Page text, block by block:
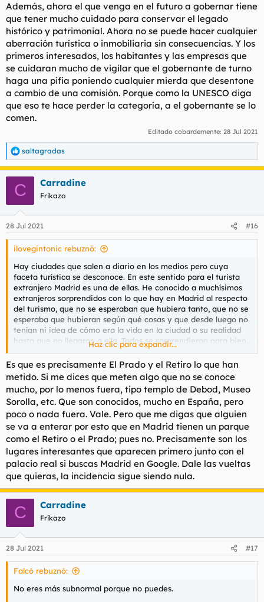
Además, ahora el que venga en el futuro a gobernar tiene
que tener mucho cuidado para conservar el legado
histórico y patrimonial. Ahora no se puede hacer cualquier
aberración turística o inmobiliaria sin consecuencias. Y los
primeros interesados, los habitantes y las empresas que
se cuidaran mucho de vigilar que el gobernante de turno
haga una pifia poniendo cualquier mierda que desentone
a cambio de una comisión. Porque como la UNESCO diga
que eso te hace perder la categoría, a el gobernante se lo
comen.
Editado cobardemente: 28 Jul 2021
R
e
a
e
s
saltagradas
C Carradine
Frikazo
28 Jul 2021 #16
ilovegintonic rebuznó:
Hay ciudades que salen a diario en los medios pero cuya
faceta turística se desconoce. En este sentido para el turista
extranjero Madrid es una de ellas. He conocido a muchísimos
extranjeros sorprendidos con lo que hay en Madrid al respecto
del turismo, que no se esperaban que hubiera tanto, que no se
esperaba que hubieran según qué cosas y que desde luego no
tenían ni idea de cómo era la vida en la ciudad o su realidad
hasta que no llegaron a ella. Todos se sorprendieron para bien,
y a todos les pareció que Madrid estaba infravalorada como
ciudad turística.
No sé qué creéis que piensa el europeo medio de Madrid, a ver
si es que os creéis que conoce perfectamente qué hay o deja
de haber, porque no. El Real Madrid, el Bernabéu, el Prado,
tapas, siesta y punto. Poco más saben. Igual que el español
medio no tiene ni puta idea de qué hay en Bruselas, en Lisboa,
o en Estocolmo.
Haz clic para expandir...
Es que es precisamente El Prado y el Retiro lo que han
metido. Si me dices que meten algo que no se conoce
mucho, por lo menos fuera, tipo templo de Debod, Museo
Sorolla, etc. Que son conocidos, mucho en España, pero
poco o nada fuera. Vale. Pero que me digas que alguien
se va a enterar por esto que en Madrid tienen un parque
como el Retiro o el Prado; pues no. Precisamente son los
lugares interesantes que aparecen primero junto con el
palacio real si buscas Madrid en Google. Dale las vueltas
que quieras, la incidencia sigue siendo nula.
C Carradine
Frikazo
28 Jul 2021 #17
Falcó rebuznó:
No eres más subnormal porque no puedes.